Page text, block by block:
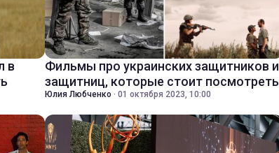
в
Фильмы про украинских защитников и
защитниц, которые стоит посмотреть
Юлия Любченко · 01 октября 2023, 10:00